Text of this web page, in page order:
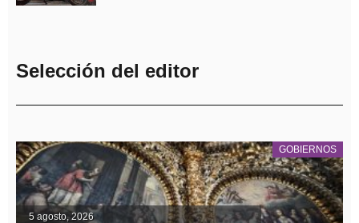
Selección del editor
GOBIERNOS
5 agosto, 2026